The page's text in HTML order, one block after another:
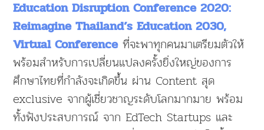
Education Disruption Conference 2020:
Reimagine Thailand’s Education 2030,
Virtual Conferenceที่จะพาทุกคนมาเตรียมตัวให้
พร้อมสำหรับการเปลี่ยนแปลงครั้งยิ่งใหญ่ของการ
ศึกษาไทยที่กำลังจะเกิดขึ้น ผ่าน Content สุด
exclusive จากผู้เชี่ยวชาญระดับโลกมากมาย พร้อม
ทั้งฟังประสบการณ์ จาก EdTech Startups และ